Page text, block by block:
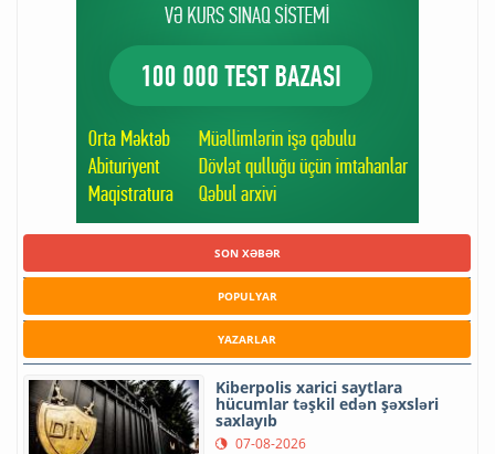
SON XƏBƏR
POPULYAR
YAZARLAR
Kiberpolis xarici saytlara
hücumlar təşkil edən şəxsləri
saxlayıb
07-08-2026